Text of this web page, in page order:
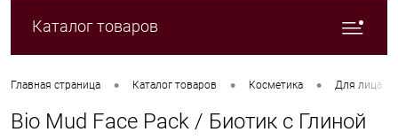
Каталог товаров
Главная страница • Каталог товаров • Косметика • Для лица
Bio Mud Face Pack / Биотик с Глиной